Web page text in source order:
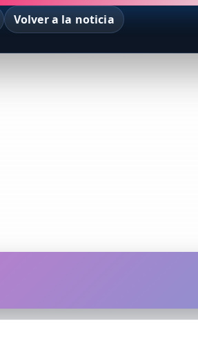
Volver a la noticia